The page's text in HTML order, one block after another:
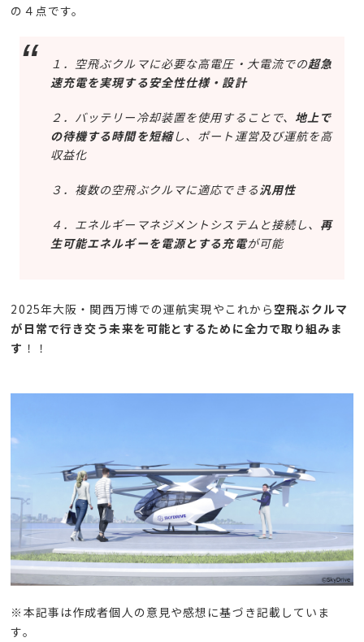
の４点です。
１．空飛ぶクルマに必要な高電圧・大電流での超急
速充電を実現する安全性仕様・設計
２．バッテリー冷却装置を使用することで、 地上で
の待機する時間を短縮し、ポート運営及び運航を高
収益化
３．複数の空飛ぶクルマに適応できる汎用性
４．エネルギーマネジメントシステムと接続し、 再
生可能エネルギーを電源とする充電が可能
2025年大阪・関西万博での運航実現やこれから 空飛ぶクルマ
が日常で行き交う未来を可能とするために全力で取り組みま
す ！！
※本記事は作成者個人の意見や感想に基づき記載していま
す。